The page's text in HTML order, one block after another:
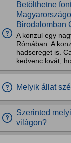
Betölthetne
Birodalomban
A konzul egy
Rómában. A
hadsereget is.
kedvenc lovát,
Melyik állat
Szerinted
világon?